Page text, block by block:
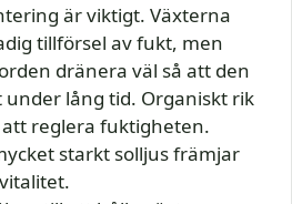
är viktigt. Växterna
tillförsel av fukt, men
dränera väl så att den
lång tid. Organiskt rik
reglera fuktigheten.
starkt solljus främjar